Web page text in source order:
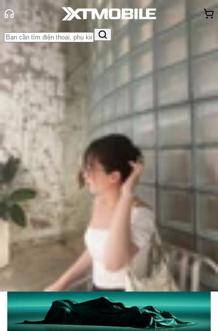
Trang chủ
Tin tức
Tin Mới
Tin Mới
Đánh Giá - Trên Tay
Khuyến
Thủ thuật Thông báoKhách
hàng - Sự kiện
Realme GT 7 Dream Edition - 'Quái
vật' gaming sẽ ra mắt toàn cầu vào
27/5
Triệu Vy
Ngày đăng: 20/05/2025
Cập nhật:20/05/2025
Theo dõi XTMobile trên